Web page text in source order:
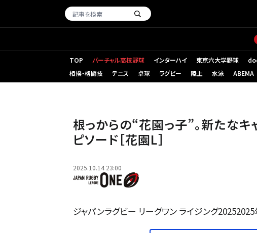
TOP バーチャル高校野球 インターハイ 東京六大学野球 （
相撲・格闘技
テニス 卓球 ラグビー 陸上 水泳 ABEMA
根っからの“花園っ子”。新たな
ピソード［花園L］
2025.10.14 23:00
ジャパンラグビー リーグワン ライジング